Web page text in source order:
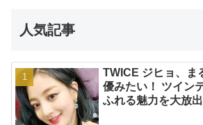
人気記事
TWICE ジヒョ、ま
優みたい！ ツイン
ふれる魅力を大放